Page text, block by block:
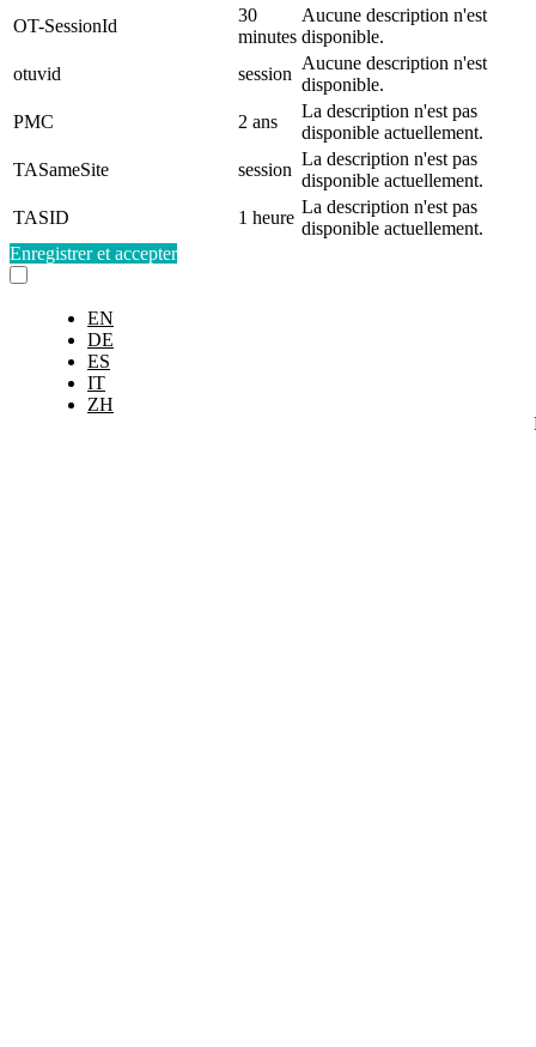
OT-SessionId
30
minutes
Aucune description n'est
disponible.
otuvid
session
Aucune description n'est
disponible.
PMC
2 ans
La description n'est pas
disponible actuellement.
TASameSite
session
La description n'est pas
disponible actuellement.
TASID
1 heure
La description n'est pas
disponible actuellement.
Enregistrer et accepter
EN
DE
ES
IT
ZH